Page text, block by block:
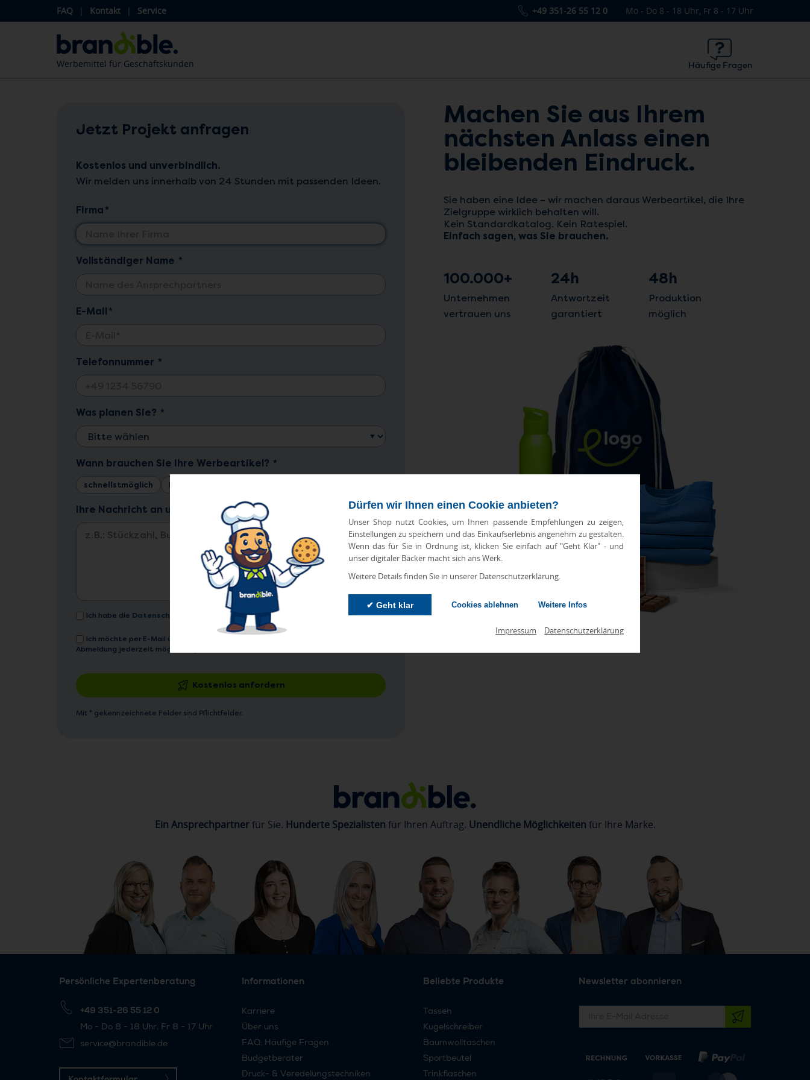
FAQ | Kontakt | Service +49 351-26 55 12 0 Mo - Do 8 - 18 Uhr, Fr 8 - 17 Uhr
Dürfen wir Ihnen einen Cookie anbieten?
Unser Shop nutzt Cookies, um Ihnen passende Empfehlungen zu zeigen,
Einstellungen zu speichern und das Einkaufserlebnis angenehm zu gestalten.
Wenn das für Sie in Ordnung ist, klicken Sie einfach auf "Geht Klar" - und
unser digitaler Bäcker macht sich ans Werk.
Weitere Details finden Sie in unserer Datenschutzerklärung.
✔ Geht klar Cookies ablehnen Weitere Infos
Impressum Datenschutzerklärung
Werbemittel für Geschäftskunden Häufige Fragen
Jetzt Projekt anfragen
Kostenlos und unverbindlich.
Wir melden uns innerhalb von 24 Stunden mit passenden Ideen.
Firma *
Vollständiger Name *
E-Mail *
Telefonnummer *
Was planen Sie? *
Wann brauchen Sie Ihre Werbeartikel? *
schnellstmöglich Innerhalb 4 Wochen
Ihre Nachricht an uns:
Ich habe die Datenschutzerklärung gelesen und akzeptiere diese. *
Ich möchte per E-Mail über Neuheiten, Aktionen & Gutscheine informiert werden.
Abmeldung jederzeit möglich. (optional)
Kostenlos anfordern
Mit * gekennzeichnete Felder sind Pflichtfelder.
Machen Sie aus Ihrem
nächsten Anlass einen
bleibenden Eindruck.
Sie haben eine Idee – wir machen daraus Werbeartikel, die Ihre
Zielgruppe wirklich behalten will.
Kein Standardkatalog. Kein Ratespiel.
Einfach sagen, was Sie brauchen.
100.000+
Unternehmen
vertrauen uns
24h
Antwortzeit
garantiert
48h
Produktion
möglich
Ein Ansprechpartnerfür Sie. Hunderte Spezialisten für Ihren Auftrag. Unendliche Möglichkeiten für Ihre Marke.
Persönliche Expertenberatung
+49 351-26 55 12 0
Mo - Do 8 - 18 Uhr, Fr 8 - 17 Uhr
service@brandible.de
Informationen
Karriere
Über uns
FAQ: Häufige Fragen
Budgetberater
Druck- & Veredelungstechniken
Beliebte Produkte
Tassen
Kugelschreiber
Baumwolltaschen
Sportbeutel
Trinkflaschen
Newsletter abonnieren